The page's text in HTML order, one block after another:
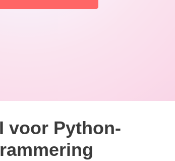
voor Python-